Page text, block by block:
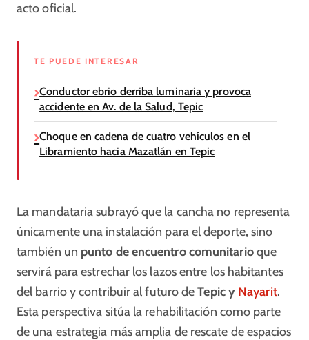
acto oficial.
TE PUEDE INTERESAR
Conductor ebrio derriba luminaria y provoca
accidente en Av. de la Salud, Tepic
Choque en cadena de cuatro vehículos en el
Libramiento hacia Mazatlán en Tepic
La mandataria subrayó que la cancha no representa
únicamente una instalación para el deporte, sino
también un punto de encuentro comunitarioque
servirá para estrechar los lazos entre los habitantes
del barrio y contribuir al futuro deTepic y Nayarit.
Esta perspectiva sitúa la rehabilitación como parte
de una estrategia más amplia de rescate de espacios